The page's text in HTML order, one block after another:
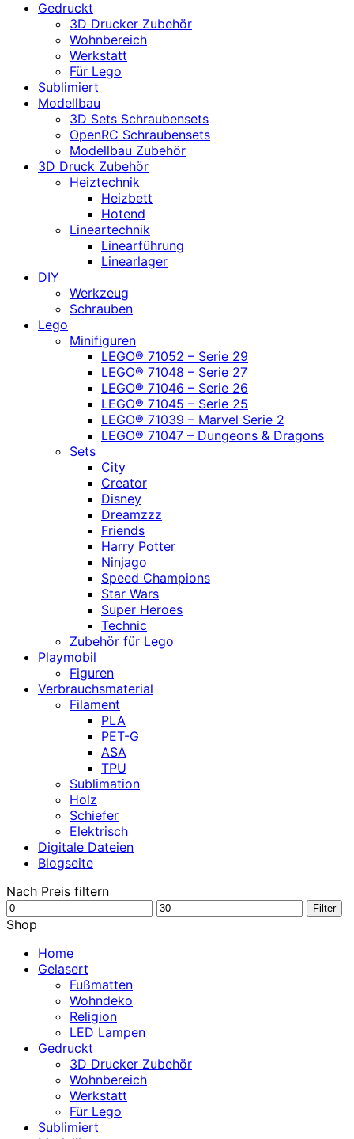
Gedruckt
3D Drucker Zubehör
Wohnbereich
Werkstatt
Für Lego
Sublimiert
Modellbau
3D Sets Schraubensets
OpenRC Schraubensets
Modellbau Zubehör
3D Druck Zubehör
Heiztechnik
Heizbett
Hotend
Lineartechnik
Linearführung
Linearlager
DIY
Werkzeug
Schrauben
Lego
Minifiguren
LEGO® 71052 – Serie 29
LEGO® 71048 – Serie 27
LEGO® 71046 – Serie 26
LEGO® 71045 – Serie 25
LEGO® 71039 – Marvel Serie 2
LEGO® 71047 – Dungeons & Dragons
Sets
City
Creator
Disney
Dreamzzz
Friends
Harry Potter
Ninjago
Speed Champions
Star Wars
Super Heroes
Technic
Zubehör für Lego
Playmobil
Figuren
Verbrauchsmaterial
Filament
PLA
PET-G
ASA
TPU
Sublimation
Holz
Schiefer
Elektrisch
Digitale Dateien
Blogseite
Nach Preis filtern
Min.
Preis
Max.
Filter
Shop
Home
Gelasert
Fußmatten
Wohndeko
Religion
LED Lampen
Gedruckt
3D Drucker Zubehör
Wohnbereich
Werkstatt
Für Lego
Sublimiert